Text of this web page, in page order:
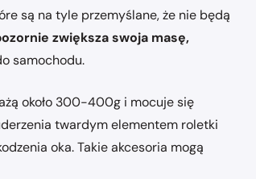
są na tyle przemyślane, że nie będą
zwiększa swoja masę,
samochodu.
około 300-400g i mocuje się
twardym elementem roletki
oka. Takie akcesoria mogą